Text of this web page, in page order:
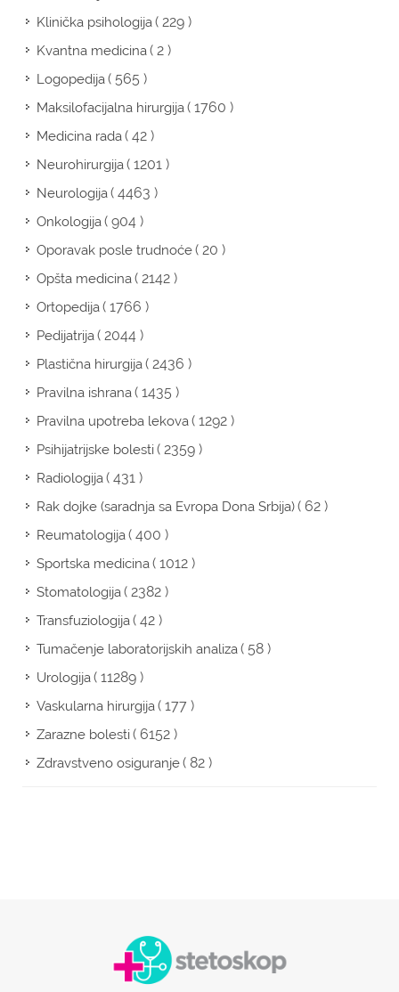
Klinička psihologija( 229 )
Kvantna medicina( 2 )
Logopedija( 565 )
Maksilofacijalna hirurgija( 1760 )
Medicina rada( 42 )
Neurohirurgija( 1201 )
Neurologija( 4463 )
Onkologija( 904 )
Oporavak posle trudnoće( 20 )
Opšta medicina( 2142 )
Ortopedija( 1766 )
Pedijatrija( 2044 )
Plastična hirurgija( 2436 )
Pravilna ishrana( 1435 )
Pravilna upotreba lekova( 1292 )
Psihijatrijske bolesti( 2359 )
Radiologija( 431 )
Rak dojke (saradnja sa Evropa Dona Srbija)( 62 )
Reumatologija( 400 )
Sportska medicina( 1012 )
Stomatologija( 2382 )
Transfuziologija( 42 )
Tumačenje laboratorijskih analiza( 58 )
Urologija( 11289 )
Vaskularna hirurgija( 177 )
Zarazne bolesti( 6152 )
Zdravstveno osiguranje( 82 )